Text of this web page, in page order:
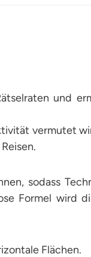
und
vermutet
sodass
Formel wird
Flächen.